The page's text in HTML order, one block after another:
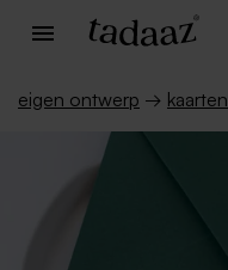
eigen ontwerp → kaarten